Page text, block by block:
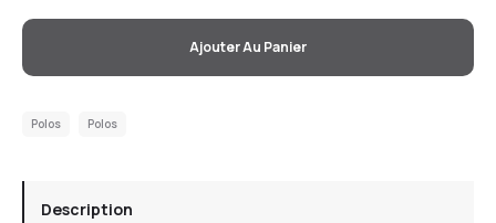
Ajouter Au Panier
Polos Polos
Description